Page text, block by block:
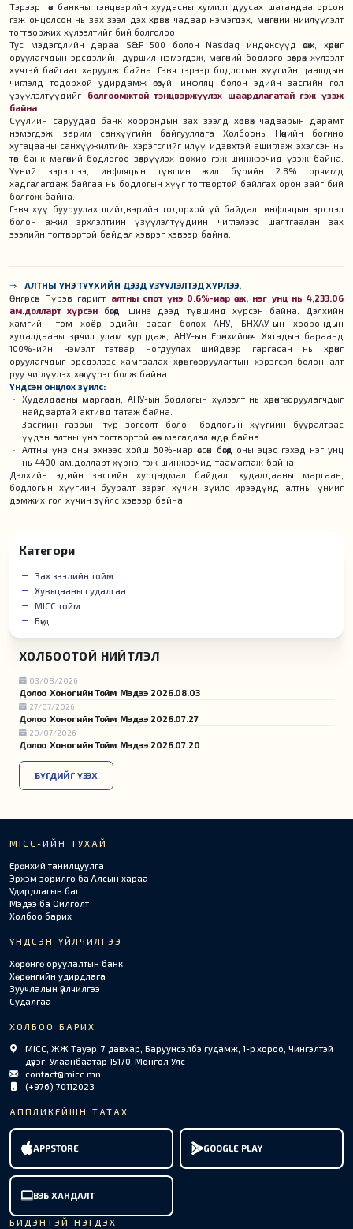
Тэрээр төв банкны тэнцвэрийн хуудасны хумилт дуусах шатандаа орсон
гэж онцолсон нь зах зээл дэх хөрвөх чадвар нэмэгдэх, мөнгөний нийлүүлэлт
тогтворжих хүлээлтийг бий болголоо.
Тус мэдэгдлийн дараа S&P 500 болон Nasdaq индексүүд өсөж, хөрөнгө
оруулагчдын эрсдэлийн дуршил нэмэгдэж, мөнгөний бодлого зөөлрөх хүлээлт
хүчтэй байгааг харуулж байна. Гэвч тэрээр бодлогын хүүгийн цаашдын
чиглэлд тодорхой удирдамж өгөөгүй, инфляц болон эдийн засгийн гол
үзүүлэлтүүдийг
болгоомжтой тэнцвэржүүлэх шаардлагатай гэж үзэж
байна
Сүүлийн саруудад банк хоорондын зах зээлд хөрвөх чадварын дарамт
нэмэгдэж, зарим санхүүгийн байгууллага Холбооны Нөөцийн богино
хугацааны санхүүжилтийн хэрэгслийг илүү идэвхтэй ашиглаж эхэлсэн нь
төв банк мөнгөний бодлогоо зөөлрүүлэх дохио гэж шинжээчид үзэж байна.
Үүний зэрэгцээ, инфляцын түвшин жил бүрийн 2.8% орчимд
хадгалагдаж байгаа нь бодлогын хүүг тогтвортой байлгах орон зайг бий
болгож байна.
Гэвч хүү бууруулах шийдвэрийн тодорхойгүй байдал, инфляцын эрсдэл
болон ажил эрхлэлтийн үзүүлэлтүүдийн чиглэлээс шалтгаалан зах
зээлийн тогтвортой байдал хэврэг хэвээр байна.
⇒
АЛТНЫ ҮНЭ ТҮҮХИЙН ДЭЭД ҮЗҮҮЛЭЛТЭД ХҮРЛЭЭ.
Өнгөрсөн Пүрэв гаригт
алтны спот үнэ 0.6%-иар өсөж, нэг унц нь 4,233.06
ам.долларт хүрсэн бөгөөд, шинэ дээд түвшинд хүрсэн байна. Дэлхийн
хамгийн том хоёр эдийн засаг болох АНУ, БНХАУ-ын хоорондын
худалдааны зөрчил улам хурцдаж, АНУ-ын Ерөнхийлөгч Хятадын бараанд
100%-ийн нэмэлт татвар ногдуулах шийдвэр гаргасан нь хөрөнгө
оруулагчдыг эрсдэлээс хамгаалах хөрөнгө оруулалтын хэрэгсэл болон алт
руу чиглүүлэх хөшүүрэг болж байна.
Үндсэн онцлох зүйлс:
Худалдааны маргаан, АНУ-ын бодлогын хүлээлт нь хөрөнгө оруулагчдыг
найдвартай активд татаж байна.
Засгийн газрын түр зогсолт болон бодлогын хүүгийн бууралтаас
үүдэн алтны үнэ тогтвортой өсөх магадлал өндөр байна.
Алтны үнэ оны эхнээс хойш 60%-иар өссөн бөгөөд оны эцэс гэхэд нэг унц
нь 4400 ам.долларт хүрнэ гэж шинжээчид таамаглаж байна.
Дэлхийн эдийн засгийн хурцадмал байдал, худалдааны маргаан,
бодлогын хүүгийн бууралт зэрэг хүчин зүйлс ирээдүйд алтны үнийг
дэмжих гол хүчин зүйлс хэвээр байна.
Категори
Зах зээлийн тойм
Хувьцааны судалгаа
MICC тойм
Бүгд
ХОЛБООТОЙ НИЙТЛЭЛ
03/08/2026
Долоо Хоногийн Тойм Мэдээ 2026.08.03
27/07/2026
Долоо Хоногийн Тойм Мэдээ 2026.07.27
20/07/2026
Долоо Хоногийн Тойм Мэдээ 2026.07.20
БҮГДИЙГ ҮЗЭХ
MICC-ИЙН ТУХАЙ
Ерөнхий танилцуулга
Эрхэм зорилго ба Алсын хараа
Удирдлагын баг
Мэдээ ба Ойлголт
Холбоо барих
ҮНДСЭН ҮЙЛЧИЛГЭЭ
Хөрөнгө оруулалтын банк
Хөрөнгийн удирдлага
Зуучлалын үйлчилгээ
Судалгаа
ХОЛБОО БАРИХ
MICC, ЖЖ Тауэр, 7 давхар, Баруунсэлбэ гудамж, 1-р хороо, Чингэлтэй
дүүрэг, Улаанбаатар 15170, Монгол Улс
contact@micc.mn
(+976) 70112023
АППЛИКЕЙШН ТАТАХ
APPSTORE GOOGLE PLAY
ВЭБ ХАНДАЛТ
БИДЭНТЭЙ НЭГДЭХ